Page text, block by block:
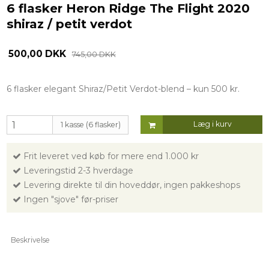
6 flasker Heron Ridge The Flight 2020
shiraz / petit verdot
500,00 DKK 745,00 DKK
6 flasker elegant Shiraz/Petit Verdot-blend – kun 500 kr.
1 kasse (6 flasker) Læg i kurv
Frit leveret ved køb for mere end 1.000 kr
Leveringstid 2-3 hverdage
Levering direkte til din hoveddør, ingen pakkeshops
Ingen "sjove" før-priser
Beskrivelse